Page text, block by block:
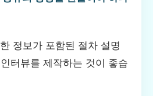
정보가 포함된 절차 설명
터뷰를 제작하는 것이 좋습